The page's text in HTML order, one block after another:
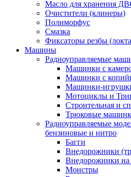
Масло для хранения
Очистители (клинеры)
Полиморфус
Смазка
Фиксаторы резбы
Машины
Радиоуправляемые
Машинки с
Машинки с
Машинки-
Мотоциклы и
Строительная и
Трюковые
Радиоуправляемые
бензиновые и нитро
Багги
Внедорожники
Внедорожники на
Монстры